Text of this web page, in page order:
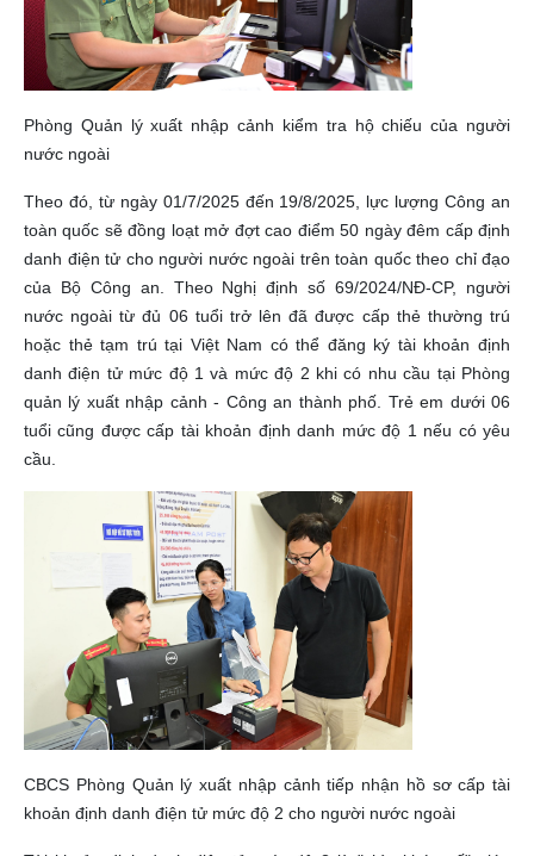
Phòng Quản lý xuất nhập cảnh kiểm tra hộ chiếu của người
nước ngoài
Theo đó, từ ngày 01/7/2025 đến 19/8/2025, lực lượng Công an
toàn quốc sẽ đồng loạt mở đợt cao điểm 50 ngày đêm cấp định
danh điện tử cho người nước ngoài trên toàn quốc theo chỉ đạo
của Bộ Công an. Theo Nghị định số 69/2024/NĐ-CP, người
nước ngoài từ đủ 06 tuổi trở lên đã được cấp thẻ thường trú
hoặc thẻ tạm trú tại Việt Nam có thể đăng ký tài khoản định
danh điện tử mức độ 1 và mức độ 2 khi có nhu cầu tại Phòng
quản lý xuất nhập cảnh - Công an thành phố. Trẻ em dưới 06
tuổi cũng được cấp tài khoản định danh mức độ 1 nếu có yêu
cầu.
CBCS Phòng Quản lý xuất nhập cảnh tiếp nhận hồ sơ cấp tài
khoản định danh điện tử mức độ 2 cho người nước ngoài